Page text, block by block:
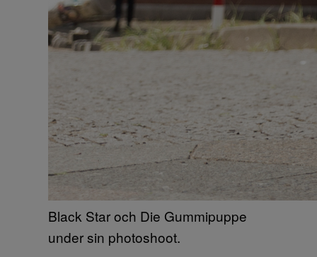
Black Star och Die Gummipuppe
under sin photoshoot.